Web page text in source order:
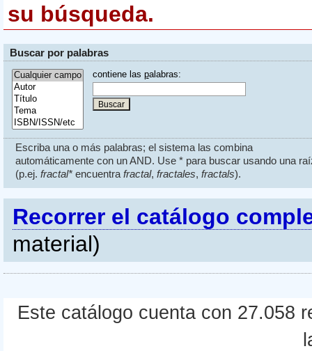
su búsqueda.
Buscar por palabras
contiene las palabras:
Escriba una o más palabras; el sistema las combina
automáticamente con un AND. Use * para buscar usando una
(p.ej. fractal*encuentrafractal, fractales, fractals).
Recorrer el catálogo
material)
Este catálogo cuenta con 27.058